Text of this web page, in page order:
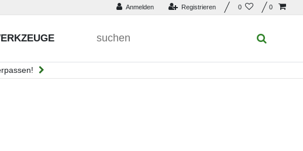
Anmelden Registrieren 0 0